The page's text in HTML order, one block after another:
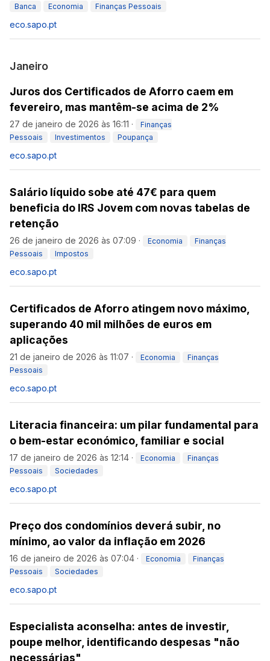
Banca Economia Finanças Pessoais
eco.sapo.pt
Janeiro
Juros dos Certificados de Aforro caem em
fevereiro, mas mantêm-se acima de 2%
27 de janeiro de 2026 às 16:11 ·
Finanças
Pessoais
Investimentos Poupança
eco.sapo.pt
Salário líquido sobe até 47€ para quem
beneficia do IRS Jovem com novas tabelas de
retenção
26 de janeiro de 2026 às 07:09 · Economia
Finanças
Pessoais
Impostos
eco.sapo.pt
Certificados de Aforro atingem novo máximo,
superando 40 mil milhões de euros em
aplicações
21 de janeiro de 2026 às 11:07 · Economia
Finanças
Pessoais
eco.sapo.pt
Literacia financeira: um pilar fundamental para
o bem-estar económico, familiar e social
17 de janeiro de 2026 às 12:14 · Economia
Finanças
Pessoais
Sociedades
eco.sapo.pt
Preço dos condomínios deverá subir, no
mínimo, ao valor da inflação em 2026
16 de janeiro de 2026 às 07:04 · Economia
Finanças
Pessoais
Sociedades
eco.sapo.pt
Especialista aconselha: antes de investir,
poupe melhor, identificando despesas "não
necessárias"